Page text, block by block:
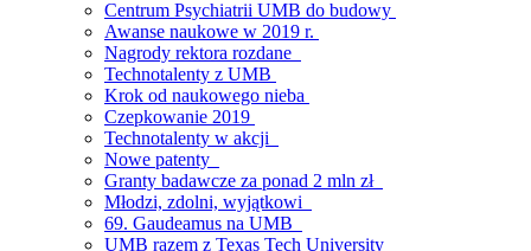
Centrum Psychiatrii UMB do budowy
Awanse naukowe w 2019 r.
Nagrody rektora rozdane
Technotalenty z UMB
Krok od naukowego nieba
Czepkowanie 2019
Technotalenty w akcji
Nowe patenty
Granty badawcze za ponad 2 mln zł
Młodzi, zdolni, wyjątkowi
69. Gaudeamus na UMB
UMB razem z Texas Tech University